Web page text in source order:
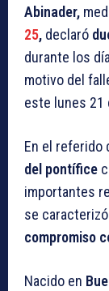
Abinader,
25, declaró
durante los
motivo del
este lunes 21
En el referido
del pontífice
importantes
se
compromiso
Nacido en